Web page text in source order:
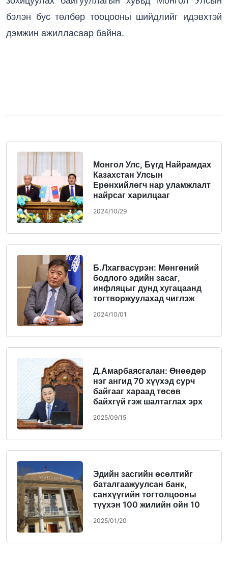
бэлэн бус төлбөр тооцооны шийдлийг идэвхтэй
дэмжин ажилласаар байна.
Монгол Улс, Бүгд Найрамдах
Казахстан Улсын
Ерөнхийлөгч нар уламжлалт
найрсаг харилцааг
түвшинд хүргэснээ
2024/10/29
Б.Лхагвасүрэн: Мөнгөний
бодлого эдийн засаг,
инфляцыг дунд хугацаанд
тогтворжуулахад чиглэж
2024/10/01
Д.Амарбаясгалан: Өнөөдөр
нэг ангид 70 хүүхэд сурч
байгааг хараад төсөв
байхгүй гэж шалтаглах эрх
2025/09/15
Эдийн засгийн өсөлтийг
баталгаажуулсан банк,
санхүүгийн тогтолцооны
түүхэн 100 жилийн ойн 10
2025/01/20